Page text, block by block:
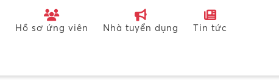
Hồ sơ ứng viên Nhà tuyển dụng Tin tức